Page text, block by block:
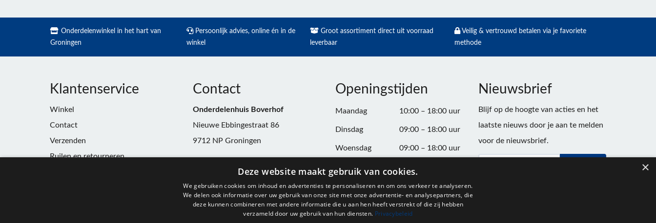
Onderdelenwinkel in het hart van
Groningen
Persoonlijk advies, online én in de
winkel
Groot assortiment direct uit voorraad
leverbaar
Veilig & vertrouwd betalen via je favoriete
methode
Klantenservice
Winkel
Contact
Verzenden
Ruilen en retourneren
Contact
Onderdelenhuis Boverhof
Nieuwe Ebbingestraat 86
9712 NP Groningen
winkel@onderdelenhuisgroningen.nl
91037743
Openingstijden
Maandag 10:00 – 18:00 uur
Dinsdag 09:00 – 18:00 uur
Woensdag 09:00 – 18:00 uur
Donderdag 09:00 – 20:00 uur
Vrijdag 09:00 – 18:00 uur
Zaterdag 09:00 – 17:00 uur
Nieuwsbrief
Blijf op de hoogte van acties en het
laatste nieuws door je aan te melden
voor de nieuwsbrief.
×
Deze website maakt gebruik van cookies.
We gebruiken cookies om inhoud en advertenties te personaliseren en om ons verkeer te analyseren.
We delen ook informatie over uw gebruik van onze site met onze advertentie- en analysepartners, die
deze kunnen combineren met andere informatie die u aan hen heeft verstrekt of die zij hebben
verzameld door uw gebruik van hun diensten. Privacybeleid